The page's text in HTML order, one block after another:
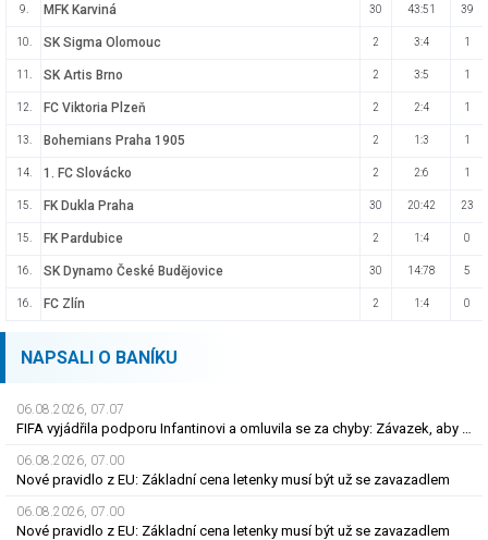
9. MFK Karviná 30 43:51 39
10. SK Sigma Olomouc 2 3:4 1
11. SK Artis Brno 2 3:5 1
12. FC Viktoria Plzeň 2 2:4 1
13. Bohemians Praha 1905 2 1:3 1
14. 1. FC Slovácko 2 2:6 1
15. FK Dukla Praha 30 20:42 23
15. FK Pardubice 2 1:4 0
16. SK Dynamo České Budějovice 30 14:78 5
16. FC Zlín 2 1:4 0
NAPSALI O BANÍKU
06.08.2026, 07.07
06.08.2026, 07.00
Nové pravidlo z EU: Základní cena letenky musí být už se zavazadlem
06.08.2026, 07.00
Nové pravidlo z EU: Základní cena letenky musí být už se zavazadlem